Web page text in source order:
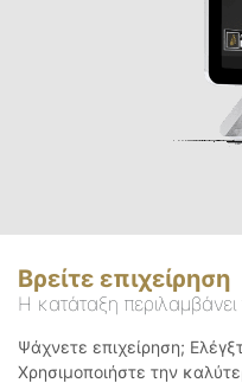
Βρείτε επιχείρηση
Η κατάταξη
Ψάχνετε επιχείρηση;
Χρησιμοποιήστε την